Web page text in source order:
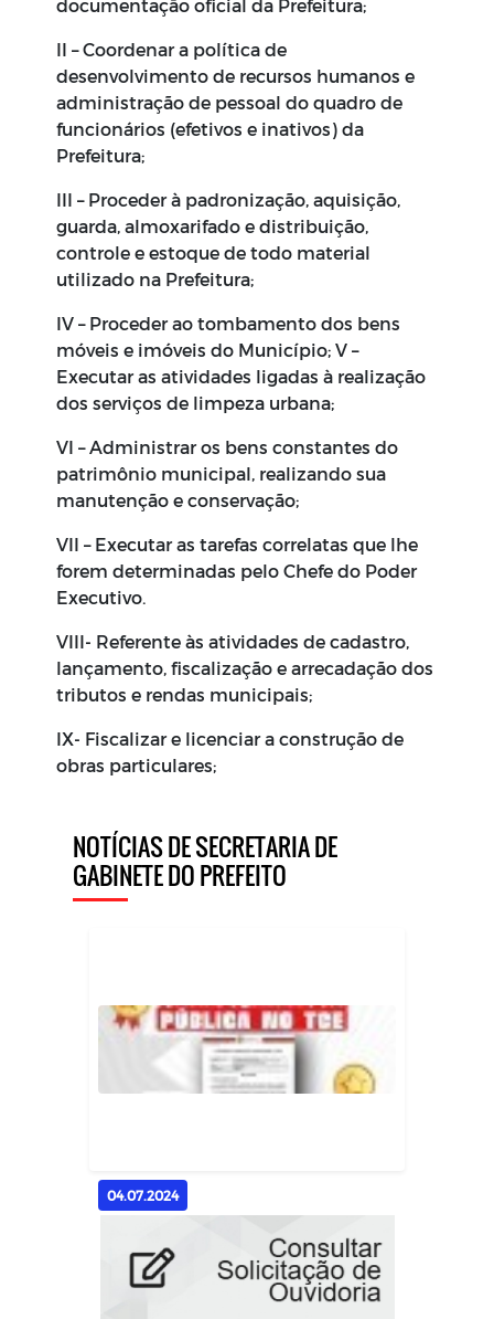
documentação oficial da Prefeitura;
II – Coordenar a política de
desenvolvimento de recursos humanos e
administração de pessoal do quadro de
funcionários (efetivos e inativos) da
Prefeitura;
III – Proceder à padronização, aquisição,
guarda, almoxarifado e distribuição,
controle e estoque de todo material
utilizado na Prefeitura;
IV – Proceder ao tombamento dos bens
móveis e imóveis do Município; V –
Executar as atividades ligadas à realização
dos serviços de limpeza urbana;
VI – Administrar os bens constantes do
patrimônio municipal, realizando sua
manutenção e conservação;
VII – Executar as tarefas correlatas que lhe
forem determinadas pelo Chefe do Poder
Executivo.
VIII- Referente às atividades de cadastro,
lançamento, fiscalização e arrecadação dos
tributos e rendas municipais;
IX- Fiscalizar e licenciar a construção de
obras particulares;
NOTÍCIAS DE SECRETARIA DE
GABINETE DO PREFEITO
04.07.2024
Prefeitura de Casserengue
Conquista 100% em